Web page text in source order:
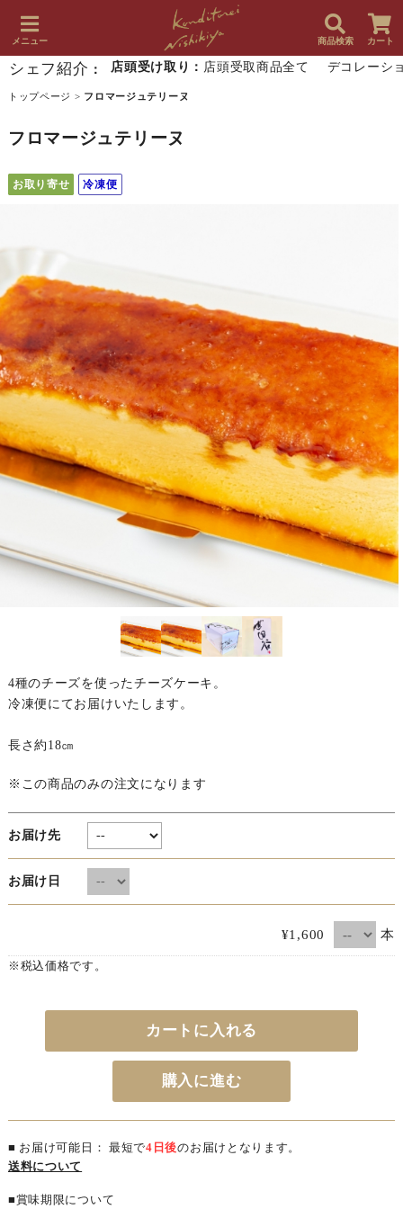
メニュー 商品検索 カート
シェフ紹介 ： 店頭受け取り： 店頭受取商品全て デコレーシ
トップページ > フロマージュテリーヌ
フロマージュテリーヌ
お取り寄せ 冷凍便
4種のチーズを使ったチーズケーキ。
冷凍便にてお届けいたします。
長さ約18㎝
※この商品のみの注文になります
お届け先
お届け日
¥1,600 本
※税込価格です。
カートに入れる
購入に進む
■ お届け可能日： 最短で4日後のお届けとなります。
送料について
■賞味期限について